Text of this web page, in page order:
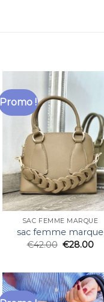
Promo !
SAC FEMME MARQUE
sac femme marque
€42.00 €28.00